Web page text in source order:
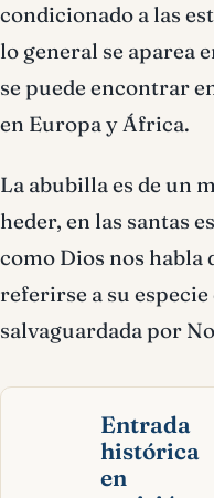
condicionado a las
lo general se aparea
se puede encontrar
en Europa y África.
La abubilla es de un
heder, en las santas
como Dios nos habla
referirse a su
salvaguardada por
Entrada
histórica
en